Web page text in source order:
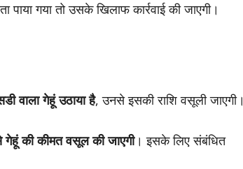
पाया गया तो उसके खिलाफ कार्रवाई की जाएगी।
वाला गेहूं उठाया है, उनसे इसकी राशि वसूली जाएगी।
गेहूं की कीमत वसूल की जाएगी। इसके लिए संबंधित